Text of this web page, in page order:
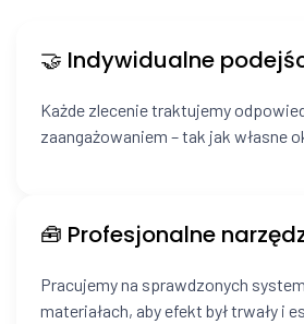
🤝 Indywidualne
Każde zlecenie traktujemy
zaangażowaniem – tak jak własne
🧰 Profesjonalne
Pracujemy na sprawdzonych
materiałach, aby efekt był trwały i